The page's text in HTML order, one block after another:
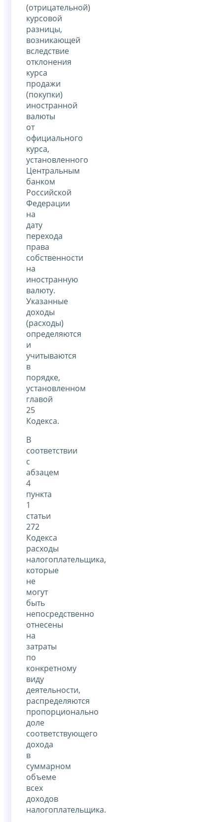
(отрицательной)
курсовой
разницы,
возникающей
вследствие
отклонения
курса
продажи
(покупки)
иностранной
валюты
от
официального
курса,
установленного
Центральным
банком
Российской
Федерации
на
дату
перехода
права
собственности
на
иностранную
валюту.
Указанные
доходы
(расходы)
определяются
и
учитываются
в
порядке,
установленном
главой
25
Кодекса.
В
соответствии
с
абзацем
4
пункта
1
статьи
272
Кодекса
расходы
налогоплательщика,
которые
не
могут
быть
непосредственно
отнесены
на
затраты
по
конкретному
виду
деятельности,
распределяются
пропорционально
доле
соответствующего
дохода
в
суммарном
объеме
всех
доходов
налогоплательщика.